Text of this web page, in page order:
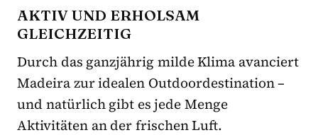
AKTIV UND ERHOLSAM
GLEICHZEITIG
Durch das ganzjährig milde Klima avanciert
Madeira zur idealen Outdoordestination –
und natürlich gibt es jede Menge
Aktivitäten an der frischen Luft.